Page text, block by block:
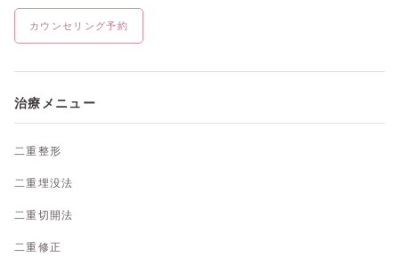
カウンセリング予約
治療メニュー
二重整形
二重埋没法
二重切開法
二重修正